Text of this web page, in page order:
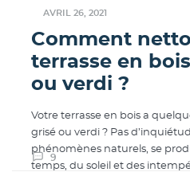
AVRIL 26, 2021
9
Comment
terrasse en
ou verdi ?
Votre terrasse en bois a
grisé ou verdi ? Pas
phénomènes naturels, se
temps, du soleil et des